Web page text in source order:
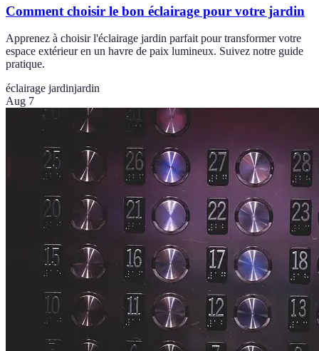
Comment choisir le bon éclairage pour votre jardin
Apprenez à choisir l'éclairage jardin parfait pour transformer votre
espace extérieur en un havre de paix lumineux. Suivez notre guide
pratique.
éclairage jardinjardin
Aug 7